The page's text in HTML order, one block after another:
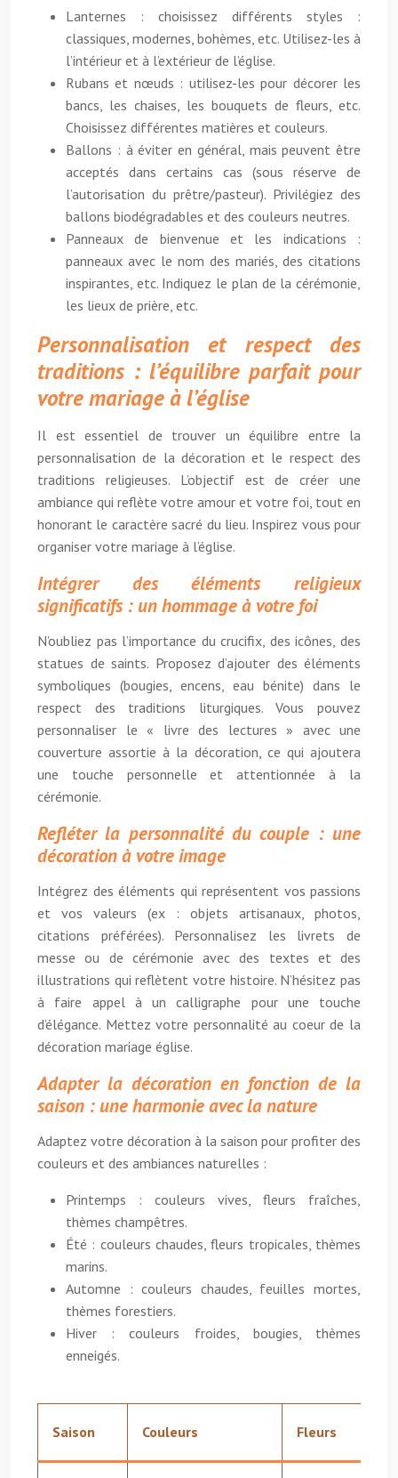
Lanternes : choisissez différents styles :
classiques, modernes, bohèmes, etc. Utilisez-les à
l’intérieur et à l’extérieur de l’église.
Rubans et nœuds : utilisez-les pour décorer les
bancs, les chaises, les bouquets de fleurs, etc.
Choisissez différentes matières et couleurs.
Ballons : à éviter en général, mais peuvent être
acceptés dans certains cas (sous réserve de
l’autorisation du prêtre/pasteur). Privilégiez des
ballons biodégradables et des couleurs neutres.
Panneaux de bienvenue et les indications :
panneaux avec le nom des mariés, des citations
inspirantes, etc. Indiquez le plan de la cérémonie,
les lieux de prière, etc.
Personnalisation et respect des
traditions : l’équilibre parfait pour
votre mariage à l’église
Il est essentiel de trouver un équilibre entre la
personnalisation de la décoration et le respect des
traditions religieuses. L’objectif est de créer une
ambiance qui reflète votre amour et votre foi, tout en
honorant le caractère sacré du lieu. Inspirez vous pour
organiser votre mariage à l’église.
Intégrer des éléments religieux
significatifs : un hommage à votre foi
N’oubliez pas l’importance du crucifix, des icônes, des
statues de saints. Proposez d’ajouter des éléments
symboliques (bougies, encens, eau bénite) dans le
respect des traditions liturgiques. Vous pouvez
personnaliser le « livre des lectures » avec une
couverture assortie à la décoration, ce qui ajoutera
une touche personnelle et attentionnée à la
cérémonie.
Refléter la personnalité du couple : une
décoration à votre image
Intégrez des éléments qui représentent vos passions
et vos valeurs (ex : objets artisanaux, photos,
citations préférées). Personnalisez les livrets de
messe ou de cérémonie avec des textes et des
illustrations qui reflètent votre histoire. N’hésitez pas
à faire appel à un calligraphe pour une touche
d’élégance. Mettez votre personnalité au coeur de la
décoration mariage église.
Adapter la décoration en fonction de la
saison : une harmonie avec la nature
Adaptez votre décoration à la saison pour profiter des
couleurs et des ambiances naturelles :
Printemps : couleurs vives, fleurs fraîches,
thèmes champêtres.
Été : couleurs chaudes, fleurs tropicales, thèmes
marins.
Automne : couleurs chaudes, feuilles mortes,
thèmes forestiers.
Hiver : couleurs froides, bougies, thèmes
enneigés.
Saison Couleurs Fleurs